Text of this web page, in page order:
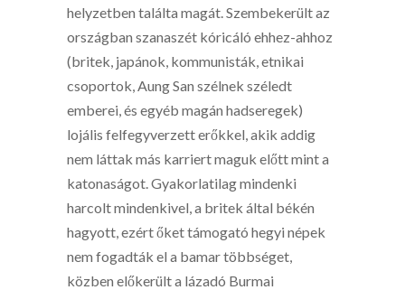
helyzetben találta magát. Szembekerült az
országban szanaszét kóricáló ehhez-ahhoz
(britek, japánok, kommunisták, etnikai
csoportok, Aung San szélnek széledt
emberei, és egyéb magán hadseregek)
lojális felfegyverzett erőkkel, akik addig
nem láttak más karriert maguk előtt mint a
katonaságot. Gyakorlatilag mindenki
harcolt mindenkivel, a britek által békén
hagyott, ezért őket támogató hegyi népek
nem fogadták el a bamar többséget,
közben előkerült a lázadó Burmai